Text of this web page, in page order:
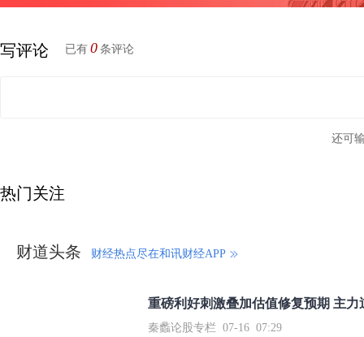
写评论 已有 0 条评论
还可
热门关注
财道头条 财经热点尽在和讯财经APP
秦蠡论股专栏 07-16 07:29